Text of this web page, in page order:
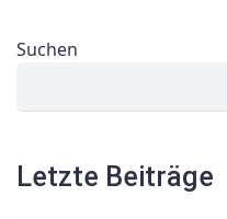
Suchen
Letzte Beiträge